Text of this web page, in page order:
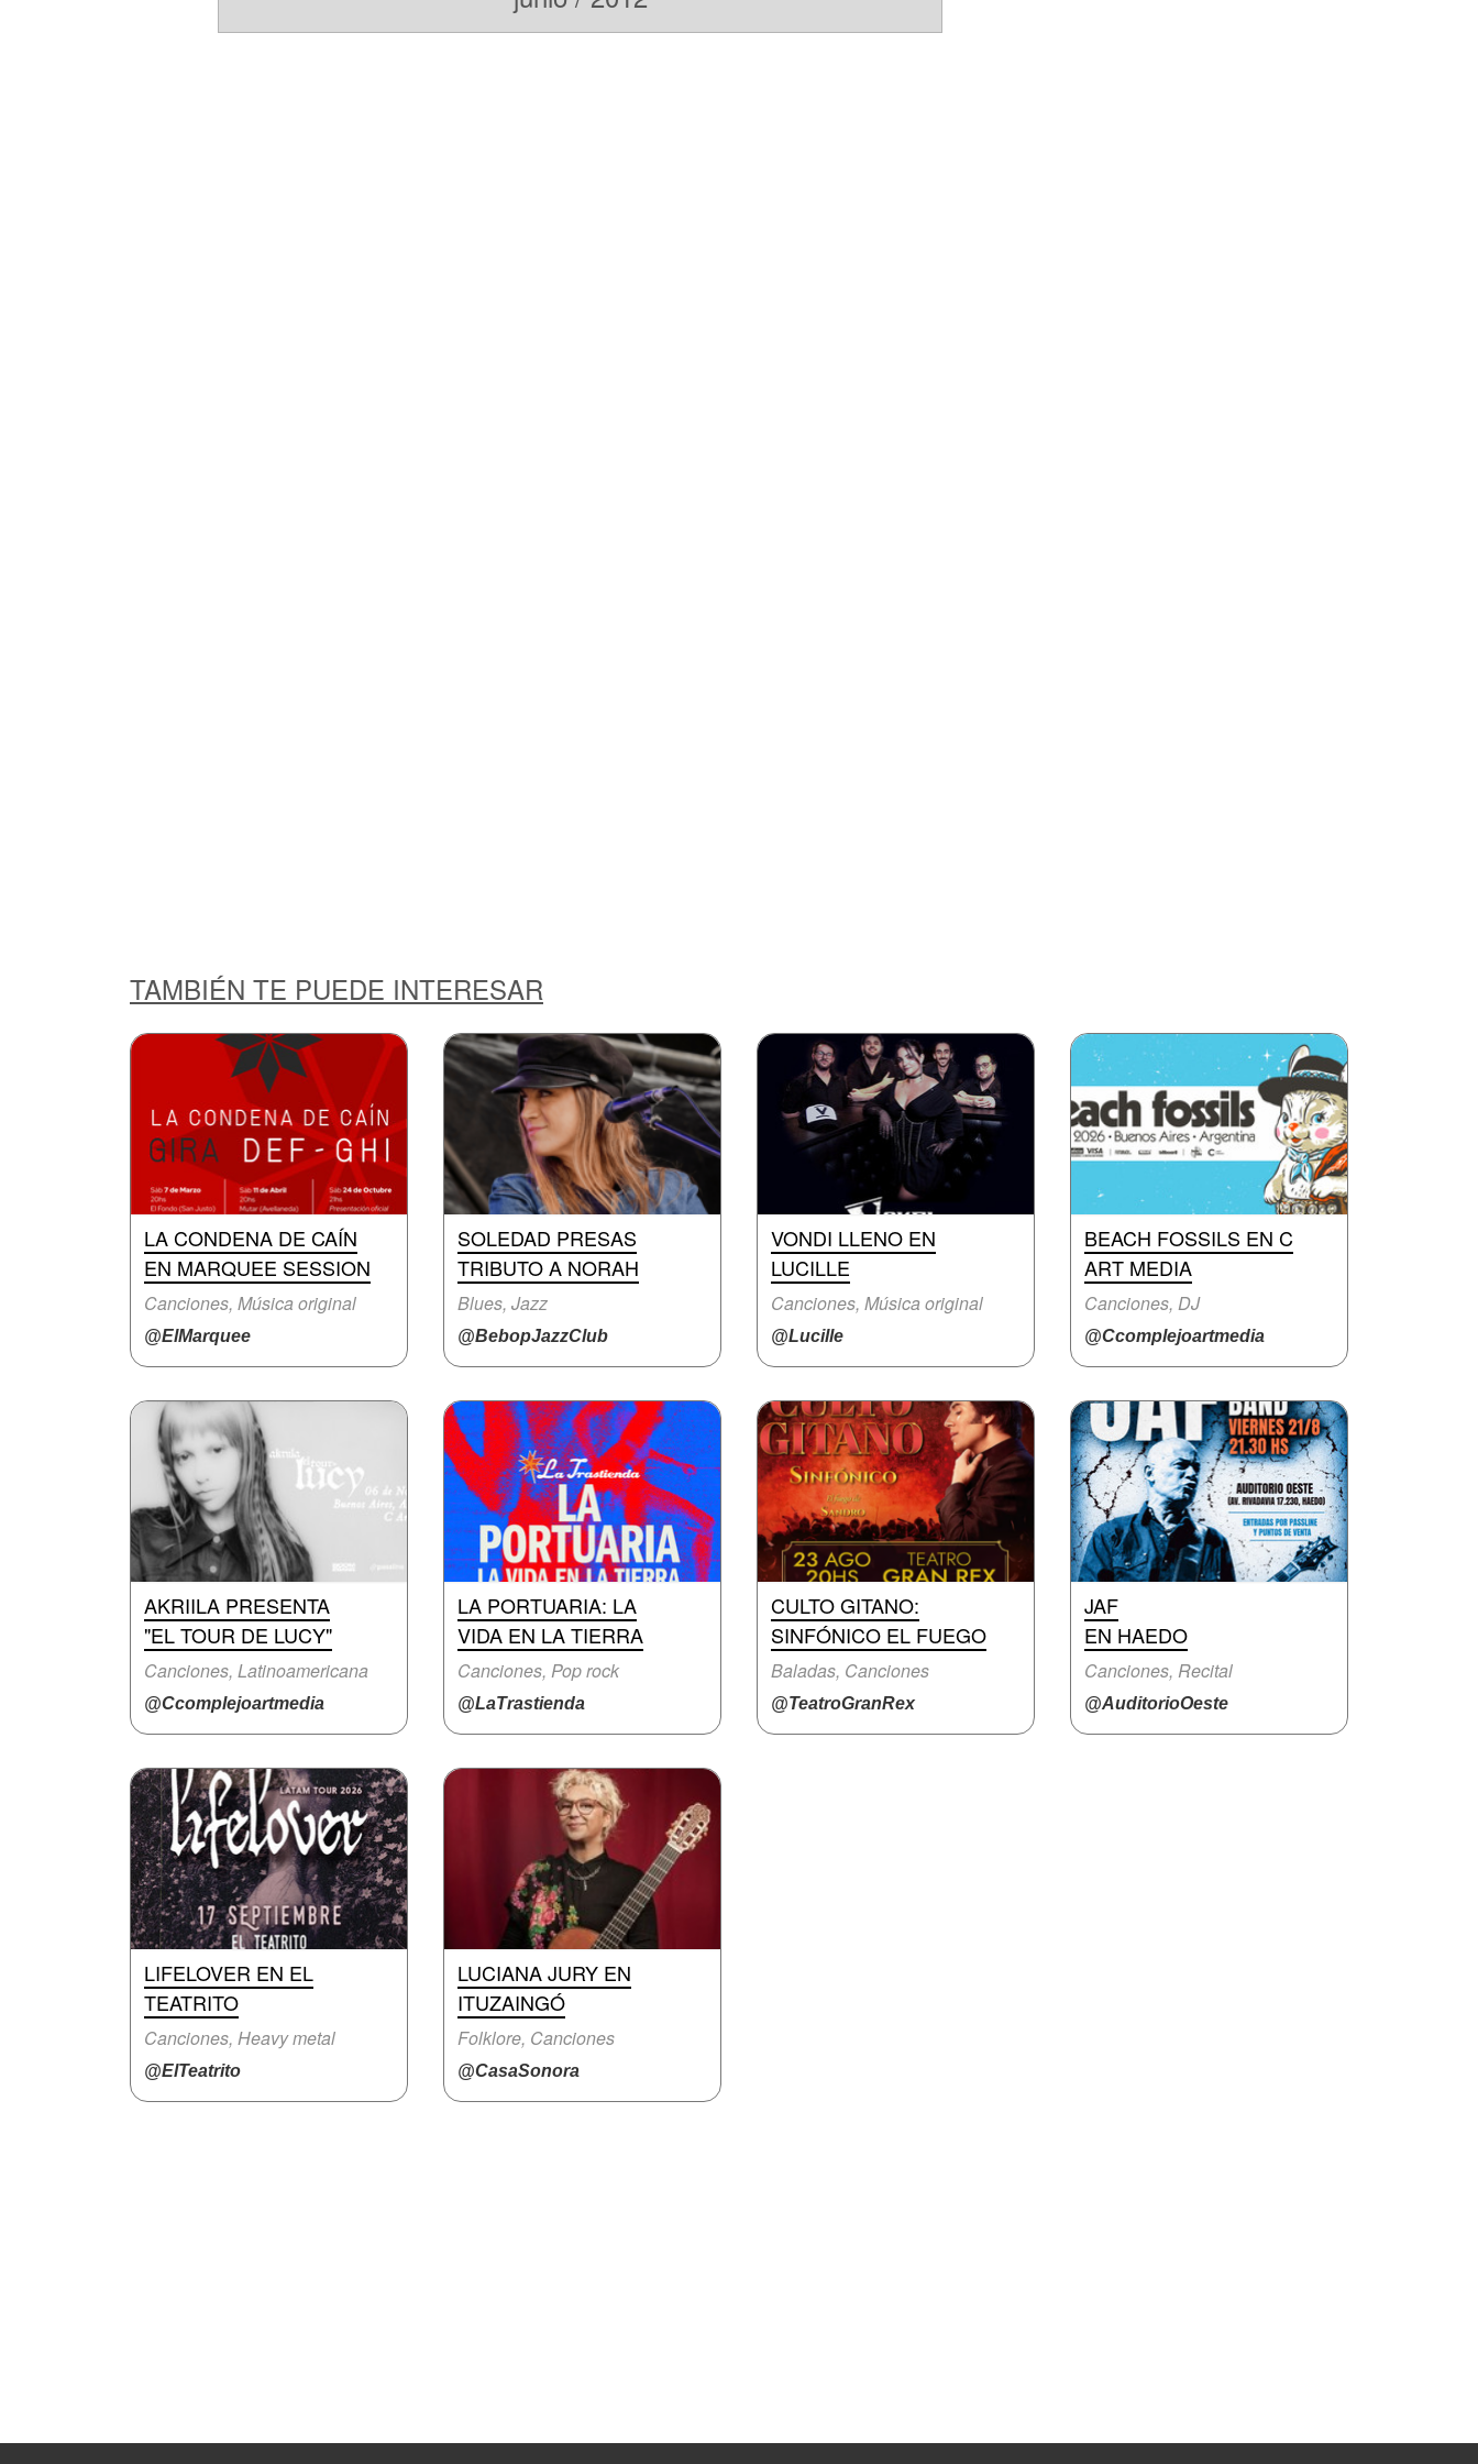
TAMBIÉN TE PUEDE INTERESAR
LA CONDENA DE CAÍN
EN MARQUEE SESSION
Canciones, Música original
@ElMarquee
SOLEDAD PRESAS
TRIBUTO A NORAH
Blues, Jazz
@BebopJazzClub
VONDI LLENO EN
LUCILLE
Canciones, Música original
@Lucille
BEACH FOSSILS EN C
ART MEDIA
Canciones, DJ
@Ccomplejoartmedia
AKRIILA PRESENTA
"EL TOUR DE LUCY"
Canciones, Latinoamericana
@Ccomplejoartmedia
LA PORTUARIA: LA
VIDA EN LA TIERRA
Canciones, Pop rock
@LaTrastienda
CULTO GITANO:
SINFÓNICO EL FUEGO
Baladas, Canciones
@TeatroGranRex
JAF
EN HAEDO
Canciones, Recital
@AuditorioOeste
LIFELOVER EN EL
TEATRITO
Canciones, Heavy metal
@ElTeatrito
LUCIANA JURY EN
ITUZAINGÓ
Folklore, Canciones
@CasaSonora